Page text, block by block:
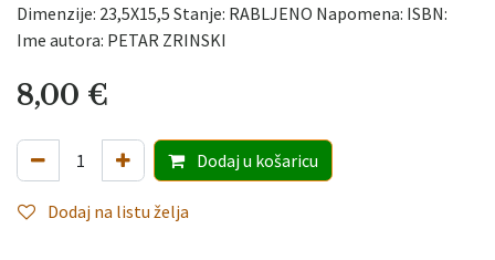
Dimenzije: 23,5X15,5 Stanje: RABLJENO Napomena: ISBN:
Ime autora: PETAR ZRINSKI
8,00 €
Dodaju košaricu
Dodaj na listu želja